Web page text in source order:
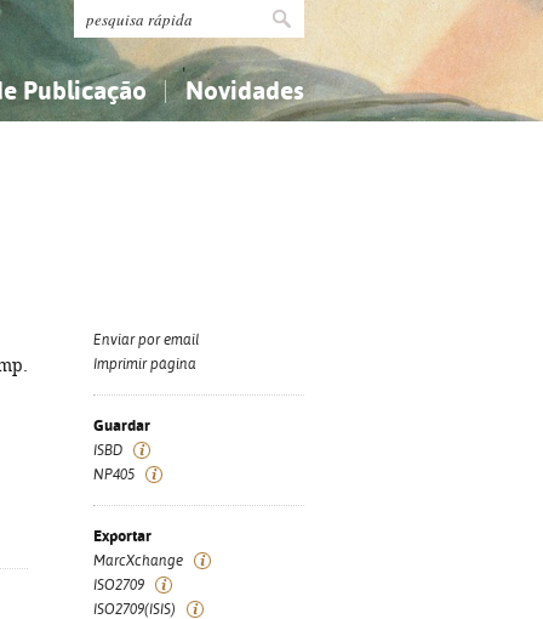
Publicação Novidades
Enviar por email
Imprimir página
Guardar
ISBD
NP405
Exportar
MarcXchange
ISO2709
ISO2709(ISIS)